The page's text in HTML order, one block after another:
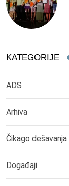
KATEGORIJE
ADS
Arhiva
Čikago dešavanja
Događaji